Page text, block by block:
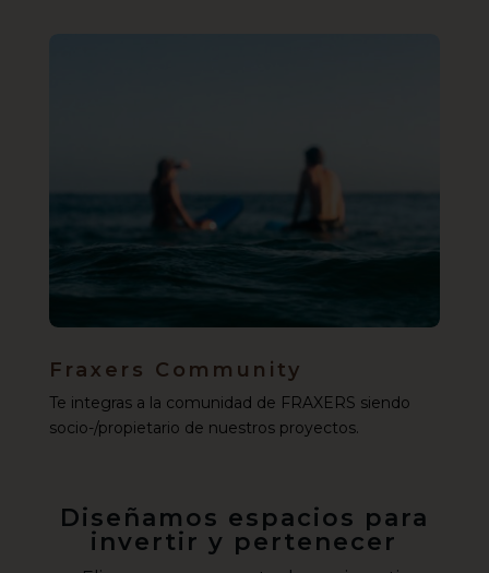
Fraxers Community
Te integras a la comunidad de FRAXERS siendo
socio-/propietario de nuestros proyectos.
Diseñamos espacios para
invertir y pertenecer